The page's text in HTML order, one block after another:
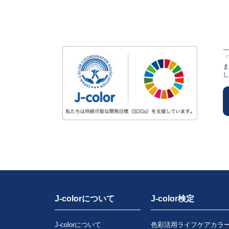
J-colorについて
J-colorについて
J-color検定
色彩活用ライフケアカラ